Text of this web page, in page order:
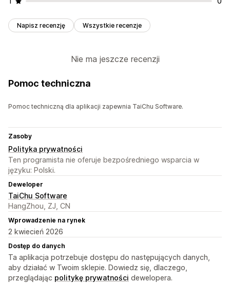
Napisz recenzję Wszystkie recenzje
Nie ma jeszcze recenzji
Pomoc techniczna
Pomoc techniczną dla aplikacji zapewnia TaiChu Software.
Zasoby
Polityka prywatności
Ten programista nie oferuje bezpośredniego wsparcia w
języku: Polski.
Deweloper
TaiChu Software
HangZhou, ZJ, CN
Wprowadzenie na rynek
2 kwiecień 2026
Dostęp do danych
Ta aplikacja potrzebuje dostępu do następujących danych,
aby działać w Twoim sklepie. Dowiedz się, dlaczego,
przeglądając politykę prywatności dewelopera.